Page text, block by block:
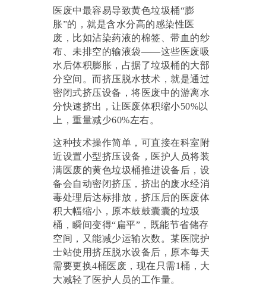
医废中最容易导致黄色垃圾桶“膨
胀”的，就是含水分高的感染性医
废，比如沾染药液的棉签、带血的纱
布、未排空的输液袋——这些医废吸
水后体积膨胀，占据了垃圾桶的大部
分空间。而挤压脱水技术，就是通过
密闭式挤压设备，将医废中的游离水
分快速挤出，让医废体积缩小50%以
上，重量减少60%左右。
这种技术操作简单，可直接在科室附
近设置小型挤压设备，医护人员将装
满医废的黄色垃圾桶推进设备后，设
备会自动密闭挤压，挤出的废水经消
毒处理后达标排放，挤压后的医废体
积大幅缩小，原本鼓鼓囊囊的垃圾
桶，瞬间变得“扁平”，既能节省储存
空间，又能减少运输次数。某医院护
士站使用挤压脱水设备后，原本每天
需要更换4桶医废，现在只需1桶，大
大减轻了医护人员的工作量。